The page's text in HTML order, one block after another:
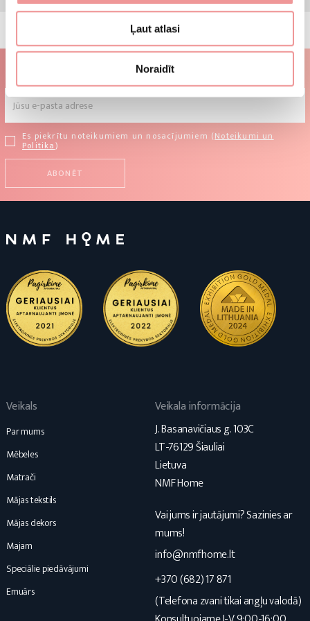
Ļaut atlasi
Noraidīt
Abonējiet biļetenu!
Es piekrītu noteikumiem un nosacījumiem (Noteikumi un
Politika)
Veikals
Par mums
Mēbeles
Matrači
Mājas tekstils
Mājas dekors
Majam
Speciālie piedāvājumi
Emuārs
Veikala informācija
J. Basanavičiaus g. 103C
LT-76129 Šiauliai
Lietuva
NMF Home
Vai jums ir jautājumi? Sazinies ar
mums!
info@nmfhome.lt
+370 (682) 17 871
(Telefona zvani tikai angļu valodā)